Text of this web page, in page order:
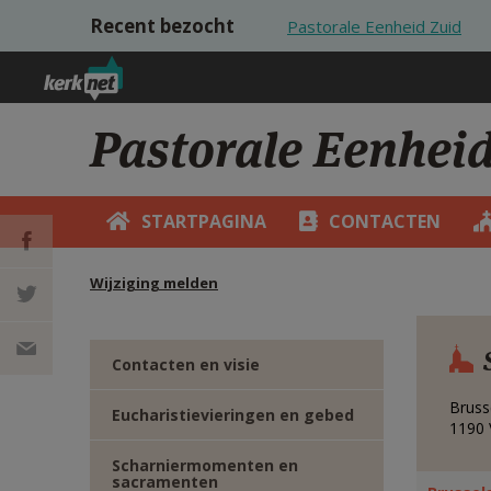
Overslaan en naar de inhoud gaan
Recent bezocht Pastorale Eenheid Zuid
Pastorale
STARTPAGINA CONTACTEN
Wijziging melden
DEEL OP
FACEBOOK
DEEL OP Contacten en visie
Eucharistievieringen en gebed
Scharniermomenten en
sacramenten
1190